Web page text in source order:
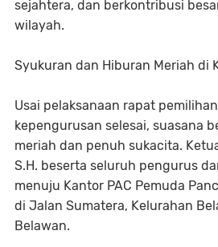
sejahtera, dan berkontribusi
wilayah.
Syukuran dan Hiburan Meriah di
Usai pelaksanaan rapat
kepengurusan selesai, suasana
meriah dan penuh sukacita.
S.H. beserta seluruh pengurus
menuju Kantor PAC Pemuda
di Jalan Sumatera, Kelurahan
Belawan.